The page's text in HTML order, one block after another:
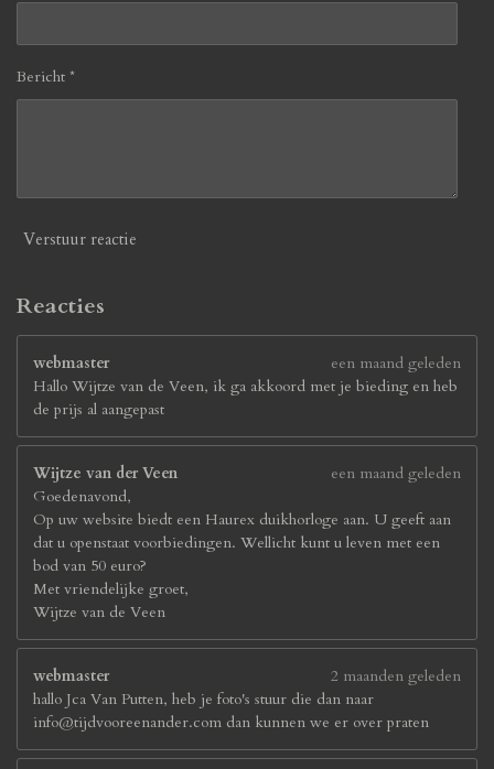
Bericht *
Verstuur reactie
Reacties
webmaster
een maand geleden
Hallo Wijtze van de Veen, ik ga akkoord met je bieding en heb
de prijs al aangepast
Wijtze van der Veen
een maand geleden
Goedenavond,
Op uw website biedt een Haurex duikhorloge aan. U geeft aan
dat u openstaat voorbiedingen. Wellicht kunt u leven met een
bod van 50 euro?
Met vriendelijke groet,
Wijtze van de Veen
webmaster
2 maanden geleden
hallo Jca Van Putten, heb je foto's stuur die dan naar
info@tijdvooreenander.com dan kunnen we er over praten